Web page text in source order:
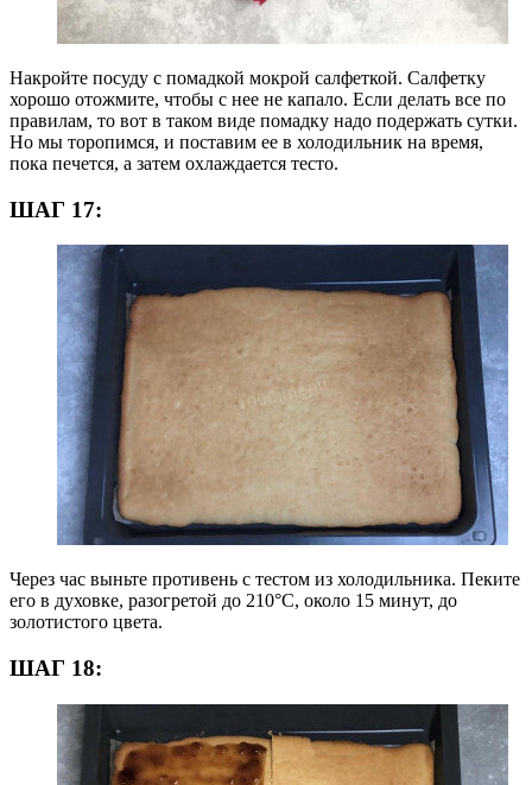
Накройте посуду с помадкой мокрой салфеткой. Салфетку
хорошо отожмите, чтобы с нее не капало. Если делать все по
правилам, то вот в таком виде помадку надо подержать сутки.
Но мы торопимся, и поставим ее в холодильник на время,
пока печется, а затем охлаждается тесто.
ШАГ 17:
Через час выньте противень с тестом из холодильника. Пеките
его в духовке, разогретой до 210°С, около 15 минут, до
золотистого цвета.
ШАГ 18: